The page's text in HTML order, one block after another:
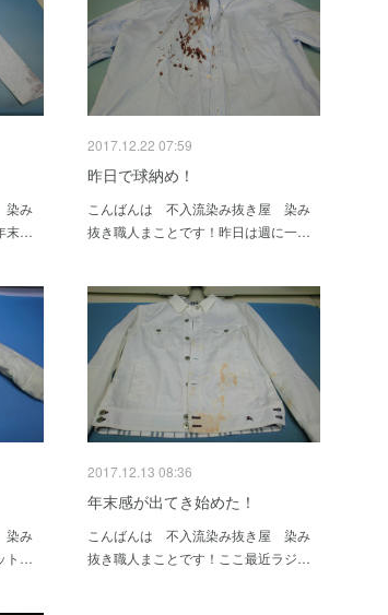
染み
末…
2017.12.22 07:59
昨日で球納め！
こんばんは 不入流染み抜き屋 染み
抜き職人まことです！昨日は週に一…
染み
ト…
2017.12.13 08:36
年末感が出てき始めた！
こんばんは 不入流染み抜き屋 染み
抜き職人まことです！ここ最近ラジ…